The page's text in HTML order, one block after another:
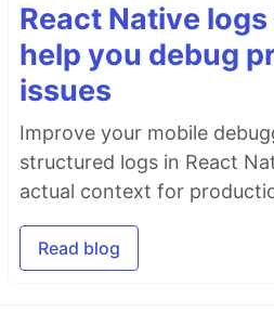
React Native
help you debug
issues
Improve your mobile
structured logs in React
actual context for
Read blog